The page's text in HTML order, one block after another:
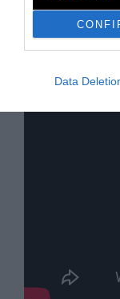
Data